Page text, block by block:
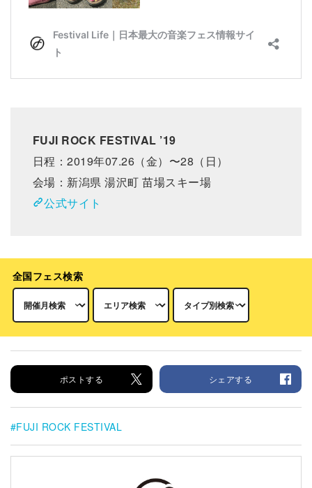
FUJI ROCK FESTIVAL ’19
日程：2019年07.26（金）〜28（日）
会場：新潟県 湯沢町 苗場スキー場
公式サイト
全国フェス検索
ポストする シェアする
FUJI ROCK FESTIVAL